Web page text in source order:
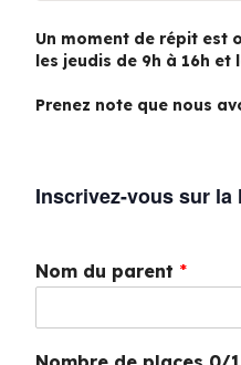
Un moment de répit est
les jeudis de 9h à 16h et
Prenez note que nous
Inscrivez-vous sur
Nom du parent *